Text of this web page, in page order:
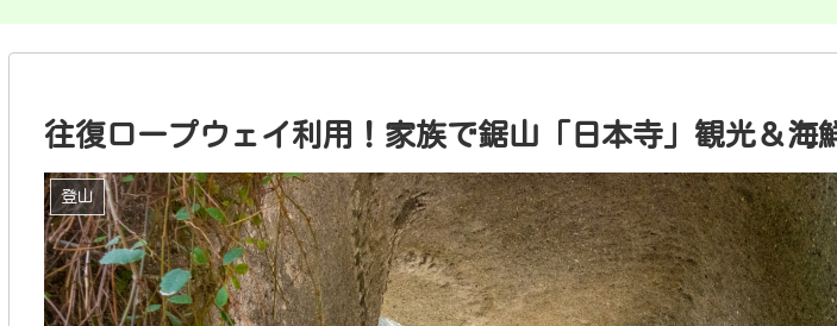
往復ロープウェイ利用！家族で鋸山「日本寺」観光＆海
登山